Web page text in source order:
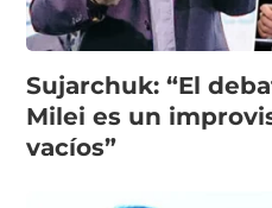
Sujarchuk: “El
Milei es un
vacíos”